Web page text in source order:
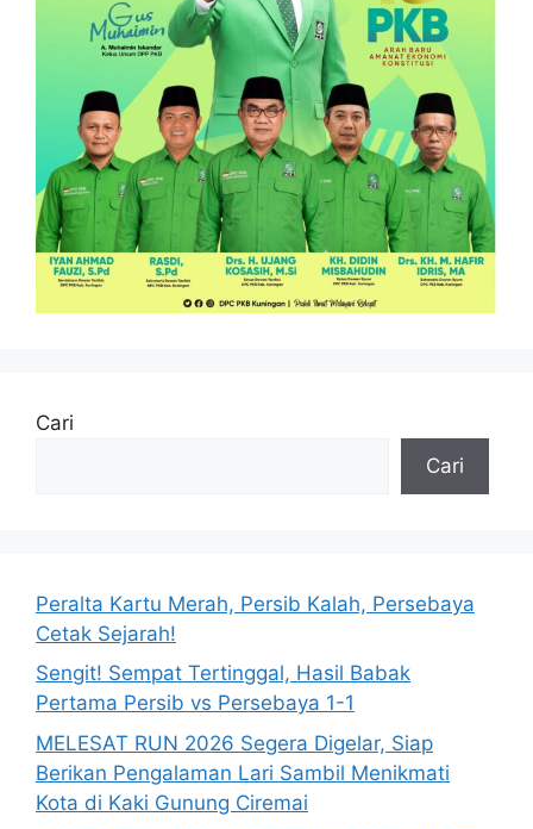
Cari
Cari
Peralta Kartu Merah, Persib Kalah, Persebaya
Cetak Sejarah!
Sengit! Sempat Tertinggal, Hasil Babak
Pertama Persib vs Persebaya 1-1
MELESAT RUN 2026 Segera Digelar, Siap
Berikan Pengalaman Lari Sambil Menikmati
Kota di Kaki Gunung Ciremai